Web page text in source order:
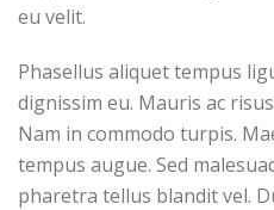
eu velit.
Phasellus aliquet tempus
dignissim eu. Mauris ac
Nam in commodo turpis.
tempus augue. Sed
pharetra tellus blandit vel.